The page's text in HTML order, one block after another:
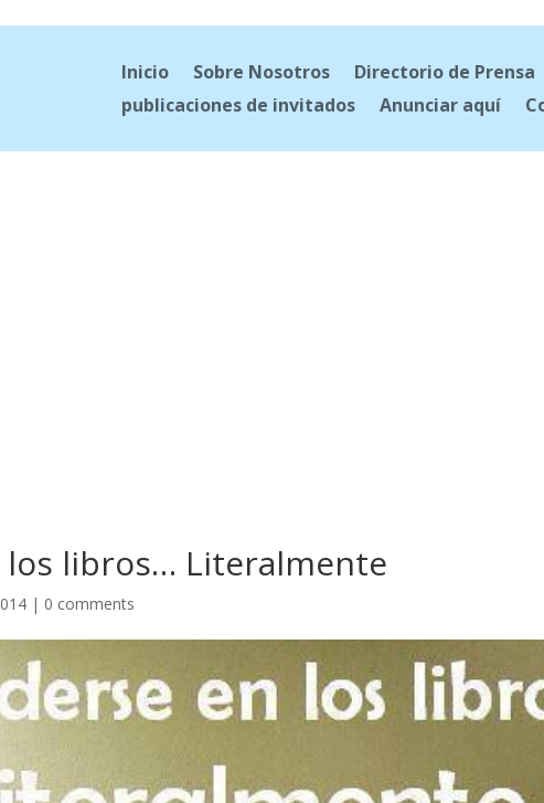
Inicio Sobre Nosotros Directorio de Prensa
publicaciones de invitados
Anunciar aquí
los libros… Literalmente
| 0 comments